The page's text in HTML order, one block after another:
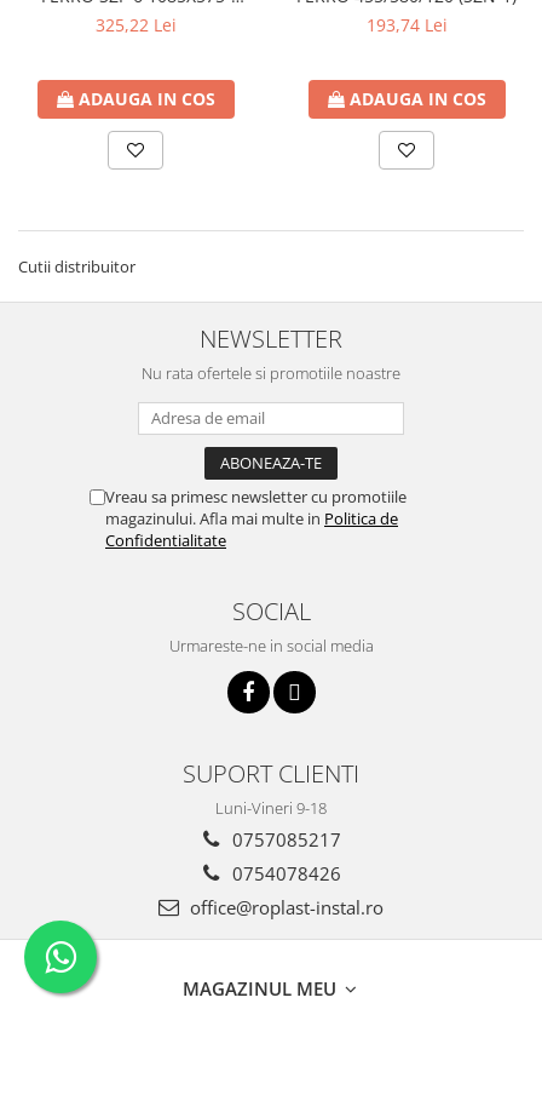
665X110-175
325,22 Lei
ADAUGA IN COS
193,74 Lei
ADAUGA IN COS
Cutii distribuitor
NEWSLETTER
Nu rata ofertele si promotiile noastre
Vreau sa primesc newsletter cu promotiile
magazinului. Afla mai multe in Politica de
Confidentialitate
SOCIAL
Urmareste-ne in social media
SUPORT CLIENTI
Luni-Vineri 9-18
0757085217
0754078426
office@roplast-instal.ro
MAGAZINUL MEU